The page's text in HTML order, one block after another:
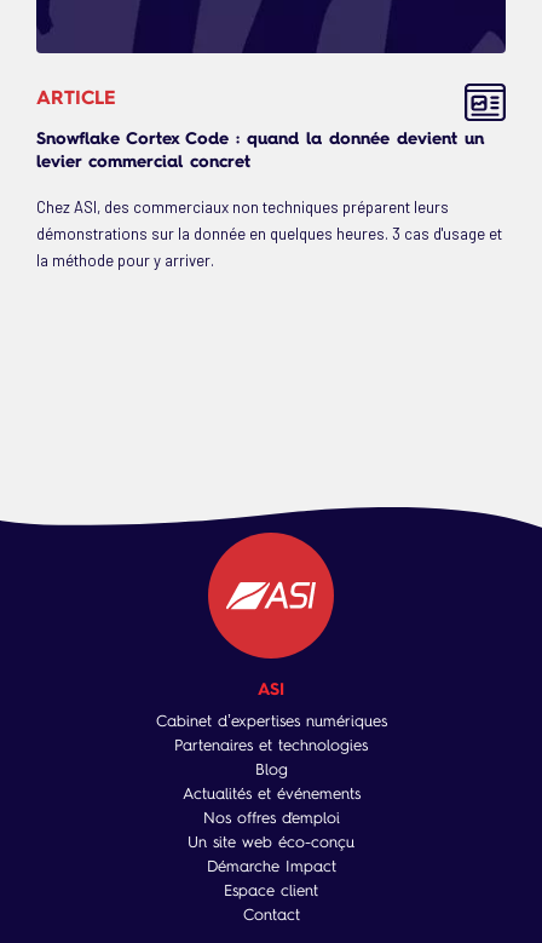
ARTICLE
Snowflake Cortex Code : quand la donnée devient un
levier commercial concret
Chez ASI, des commerciaux non techniques préparent leurs
démonstrations sur la donnée en quelques heures. 3 cas d'usage et
la méthode pour y arriver.
ASI
Cabinet d’expertises numériques
Partenaires et technologies
Blog
Actualités et événements
Nos offres d'emploi
Un site web éco-conçu
Démarche Impact
Espace client
Contact